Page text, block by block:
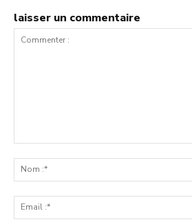
laisser un commentaire